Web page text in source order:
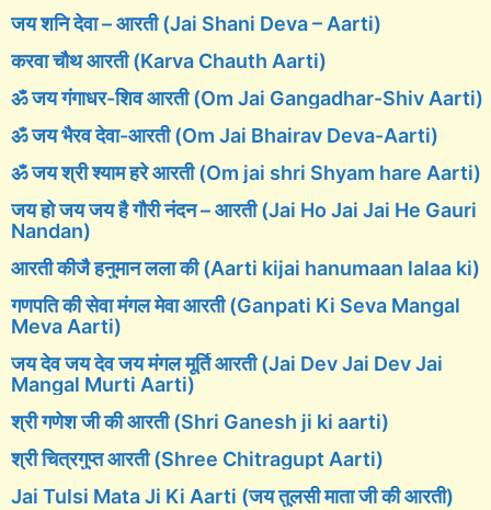
जय शनि देवा – आरती (Jai Shani Deva – Aarti)
करवा चौथ आरती (Karva Chauth Aarti)
ॐ जय गंगाधर-शिव आरती (Om Jai Gangadhar-Shiv Aarti)
ॐ जय भैरव देवा-आरती (Om Jai Bhairav Deva-Aarti)
ॐ जय श्री श्याम हरे आरती (Om jai shri Shyam hare Aarti)
जय हो जय जय है गौरी नंदन – आरती (Jai Ho Jai Jai He Gauri
Nandan)
आरती कीजै हनुमान लला की (Aarti kijai hanumaan lalaa ki)
गणपति की सेवा मंगल मेवा आरती (Ganpati Ki Seva Mangal
Meva Aarti)
जय देव जय देव जय मंगल मूर्ति आरती (Jai Dev Jai Dev Jai
Mangal Murti Aarti)
श्री गणेश जी की आरती (Shri Ganesh ji ki aarti)
श्री चित्रगुप्त आरती (Shree Chitragupt Aarti)
Jai Tulsi Mata Ji Ki Aarti (जय तुलसी माता जी की आरती)